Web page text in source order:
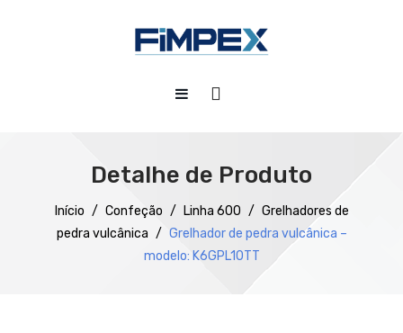
QUEM SOMOS
PRODUTOS
Preparação
SERVIÇOS
Detalhe de Produto
Início / Confeção / Linha 600 / Grelhadores de
pedra vulcânica / Grelhador de pedra vulcânica –
modelo: K6GPL10TT